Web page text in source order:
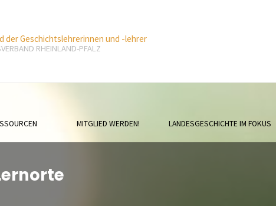
der Geschichtslehrerinnen und -lehrer
RHEINLAND-PFALZ
MITGLIED WERDEN! LANDESGESCHICHTE IM FOKUS